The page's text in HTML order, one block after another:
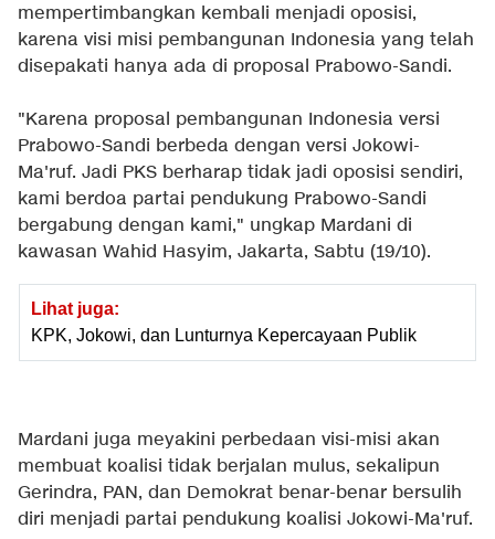
mempertimbangkan kembali menjadi oposisi,
karena visi misi pembangunan Indonesia yang telah
disepakati hanya ada di proposal Prabowo-Sandi.
"Karena proposal pembangunan Indonesia versi
Prabowo-Sandi berbeda dengan versi Jokowi-
Ma'ruf. Jadi PKS berharap tidak jadi oposisi sendiri,
kami berdoa partai pendukung Prabowo-Sandi
bergabung dengan kami," ungkap Mardani di
kawasan Wahid Hasyim, Jakarta, Sabtu (19/10).
Lihat juga:
KPK, Jokowi, dan Lunturnya Kepercayaan Publik
Mardani juga meyakini perbedaan visi-misi akan
membuat koalisi tidak berjalan mulus, sekalipun
Gerindra, PAN, dan Demokrat benar-benar bersulih
diri menjadi partai pendukung koalisi Jokowi-Ma'ruf.